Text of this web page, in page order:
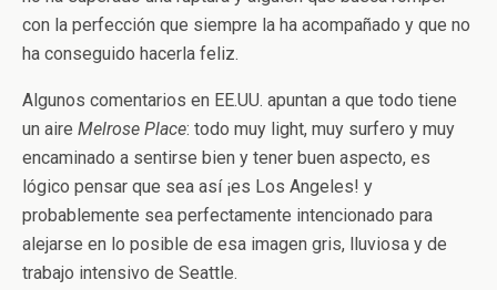
con la perfección que siempre la ha acompañado y que no
ha conseguido hacerla feliz.
Algunos comentarios en EE.UU. apuntan a que todo tiene
un aire Melrose Place: todo muy light, muy surfero y muy
encaminado a sentirse bien y tener buen aspecto, es
lógico pensar que sea así ¡es Los Angeles! y
probablemente sea perfectamente intencionado para
alejarse en lo posible de esa imagen gris, lluviosa y de
trabajo intensivo de Seattle.